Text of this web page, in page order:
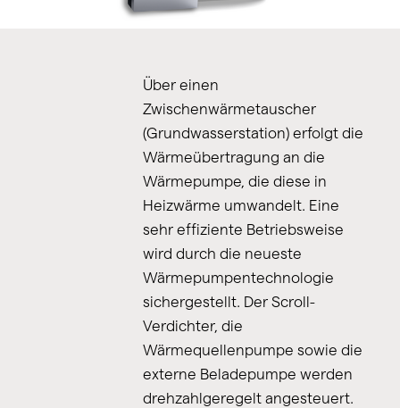
Über einen
Zwischenwärmetauscher
(Grundwasserstation) erfolgt die
Wärmeübertragung an die
Wärmepumpe, die diese in
Heizwärme umwandelt. Eine
sehr effiziente Betriebsweise
wird durch die neueste
Wärmepumpentechnologie
sichergestellt. Der Scroll-
Verdichter, die
Wärmequellenpumpe sowie die
externe Beladepumpe werden
drehzahlgeregelt angesteuert.